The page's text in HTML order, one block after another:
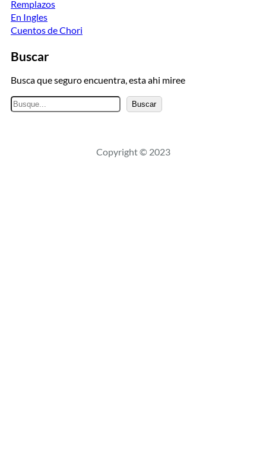
Remplazos
En Ingles
Cuentos de Chori
Buscar
Busca que seguro encuentra, esta ahi miree
B
u
a
Buscar
Copyright © 2023